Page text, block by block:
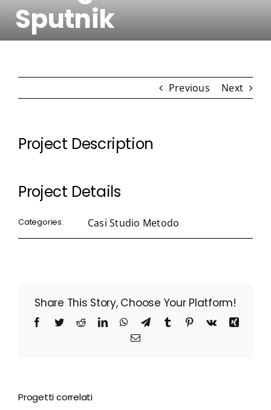
Contatti
Sputnik
Previous Next
Project Description
Project Details
Categories: Casi Studio Metodo
Share This Story, Choose Your Platform!
Facebook
TwitterRedditLinkedInWhatsApp
TelegramTumblr Pinterest
Vk
Xing
Email
Progetti correlati